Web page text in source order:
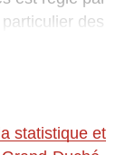
des
et celles
les
de cocher
statistique et